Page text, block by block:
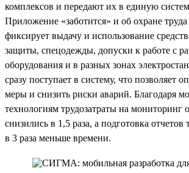
комплексов и передают их в единую
Приложение «заботится» и об охране
фиксирует выдачу и использование
защиты, спецодежды, допуски к работе с
оборудования и в разных зонах
сразу поступает в систему, что позволяет
меры и снизить риски аварий. Благодаря
технологиям трудозатраты на мониторинг
снизились в 1,5 раза, а подготовка отчетов
в 3 раза меньше времени.